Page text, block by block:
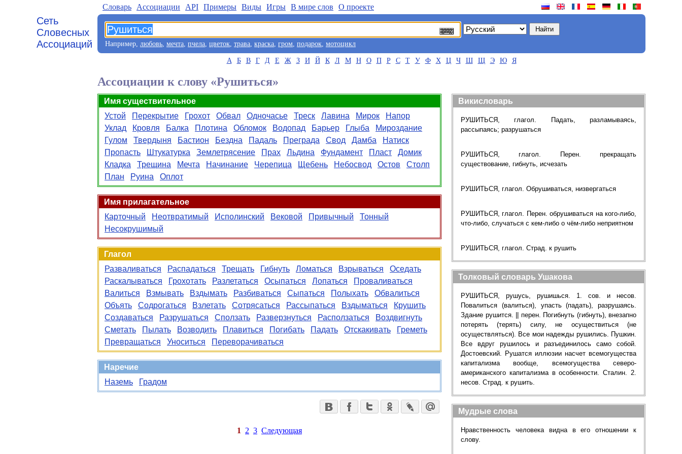
Сеть
Словесных
Ассоциаций
Словарь Aссоциации API Примеры Виды Игры В мире слов О проекте
Например, любовь, мечта, пчела, цветок, трава, краска, гром, подарок, мотоцикл
А Б В Г Д Е Ж З И Й К Л М Н О П Р С Т У Ф Х Ц Ч Ш Щ Э Ю Я
Ассоциации к слову «Рушиться»
Имя существительное
Устой
Перекрытие Грохот Обвал Одночасье Треск Лавина Мирок
Напор
Уклад
Кровля Балка Плотина Обломок Водопад Барьер Глыба
Мироздание
Гулом
Твердыня Бастион Бездна Падаль Преграда Свод Дамба
Натиск
Пропасть
Штукатурка Землетрясение Прах Льдина Фундамент Пласт
Домик
Кладка
Трещина Мечта Начинание Черепица Щебень Небосвод Остов
Столп
План
Руина Оплот
Имя прилагательное
Карточный
Неотвратимый Исполинский Вековой Привычный
Тонный
Несокрушимый
Глагол
Разваливаться
Распадаться Трещать Гибнуть Ломаться Взрываться
Оседать
Раскалываться
Грохотать Разлетаться Осыпаться Лопаться
Проваливаться
Валиться
Взмывать Вздымать Разбиваться Сыпаться Полыхать
Обвалиться
Объять
Содрогаться Взлетать Сотрясаться Рассыпаться Вздыматься
Крушить
Создаваться
Разрушаться Сползать Разверзнуться Расползаться
Воздвигнуть
Сметать
Пылать Возводить Плавиться Погибать Падать Отскакивать
Греметь
Превращаться
Уноситься Переворачиваться
Наречие
Наземь
Градом
1 2 3 Следующая
Викисловарь
РУШИТЬСЯ, глагол. Падать, разламываясь,
рассыпаясь; разрушаться
РУШИТЬСЯ, глагол. Перен. прекращать
существование, гибнуть, исчезать
РУШИТЬСЯ, глагол. Обрушиваться, низвергаться
РУШИТЬСЯ, глагол. Перен. обрушиваться на кого-либо,
что-либо, случаться с кем-либо о чём-либо неприятном
РУШИТЬСЯ, глагол. Страд. к рушить
Толковый словарь Ушакова
РУШИТЬСЯ, рушусь, рушишься. 1. сов. и несов.
Повалиться (валиться), упасть (падать), разрушаясь.
Здание рушится. || перен. Погибнуть (гибнуть), внезапно
потерять (терять) силу, не осуществиться (не
осуществляться). Все мои надежды рушились. Пушкин.
Все вдруг рушилось и разъединилось само собой.
Достоевский. Рушатся иллюзии насчет всемогущества
капитализма вообще, всемогущества северо-
американского капитализма в особенности. Сталин. 2.
несов. Страд. к рушить.
Мудрые слова
Нравственность человека видна в его отношении к
слову.